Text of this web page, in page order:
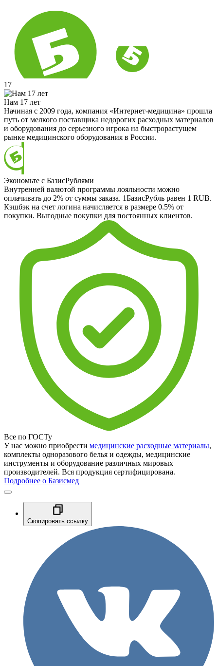
17
Нам 17 лет
Начиная с 2009 года, компания «Интернет-медицина» прошла
путь от мелкого поставщика недорогих расходных материалов
и оборудования до серьезного игрока на быстрорастущем
рынке медицинского оборудования в России.
Экономьте с БазисРублями
Внутренней валютой программы лояльности можно
оплачивать до 2% от суммы заказа. 1БазисРубль равен 1 RUB.
Кэшбэк на счет логина начисляется в размере 0.5% от
покупки. Выгодные покупки для постоянных клиентов.
Все по ГОСТу
У нас можно приобрести медицинские расходные материалы,
комплекты одноразового белья и одежды, медицинские
инструменты и оборудование различных мировых
производителей. Вся продукция сертифицирована.
Подробнее о Базисмед
Скопировать ссылку